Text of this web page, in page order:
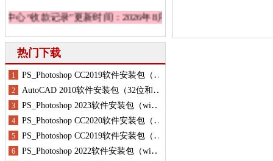
“收款记录”更新时间：2026年8月9日 星期日
热门下载